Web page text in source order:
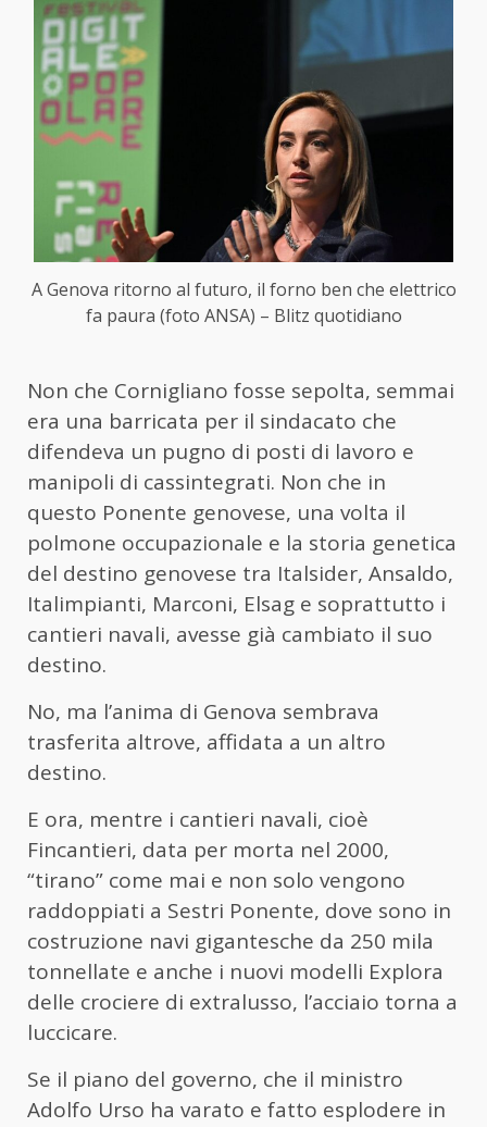
A Genova ritorno al futuro, il forno ben che elettrico
fa paura (foto ANSA) – Blitz quotidiano
Non che Cornigliano fosse sepolta, semmai
era una barricata per il sindacato che
difendeva un pugno di posti di lavoro e
manipoli di cassintegrati. Non che in
questo Ponente genovese, una volta il
polmone occupazionale e la storia genetica
del destino genovese tra Italsider, Ansaldo,
Italimpianti, Marconi, Elsag e soprattutto i
cantieri navali, avesse già cambiato il suo
destino.
No, ma l’anima di Genova sembrava
trasferita altrove, affidata a un altro
destino.
E ora, mentre i cantieri navali, cioè
Fincantieri, data per morta nel 2000,
“tirano” come mai e non solo vengono
raddoppiati a Sestri Ponente, dove sono in
costruzione navi gigantesche da 250 mila
tonnellate e anche i nuovi modelli Explora
delle crociere di extralusso, l’acciaio torna a
luccicare.
Se il piano del governo, che il ministro
Adolfo Urso ha varato e fatto esplodere in